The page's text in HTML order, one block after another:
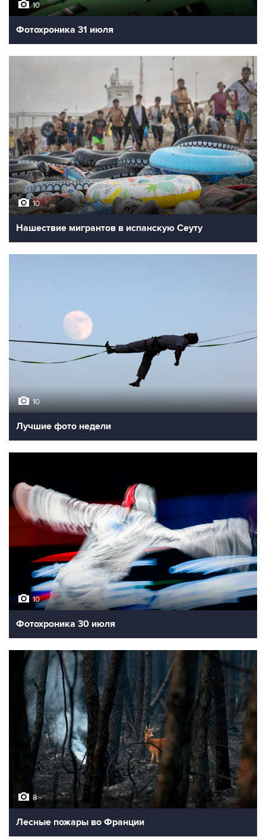
10
Фотохроника 31 июля
10
Нашествие мигрантов в испанскую Сеуту
10
Лучшие фото недели
10
Фотохроника 30 июля
8
Лесные пожары во Франции